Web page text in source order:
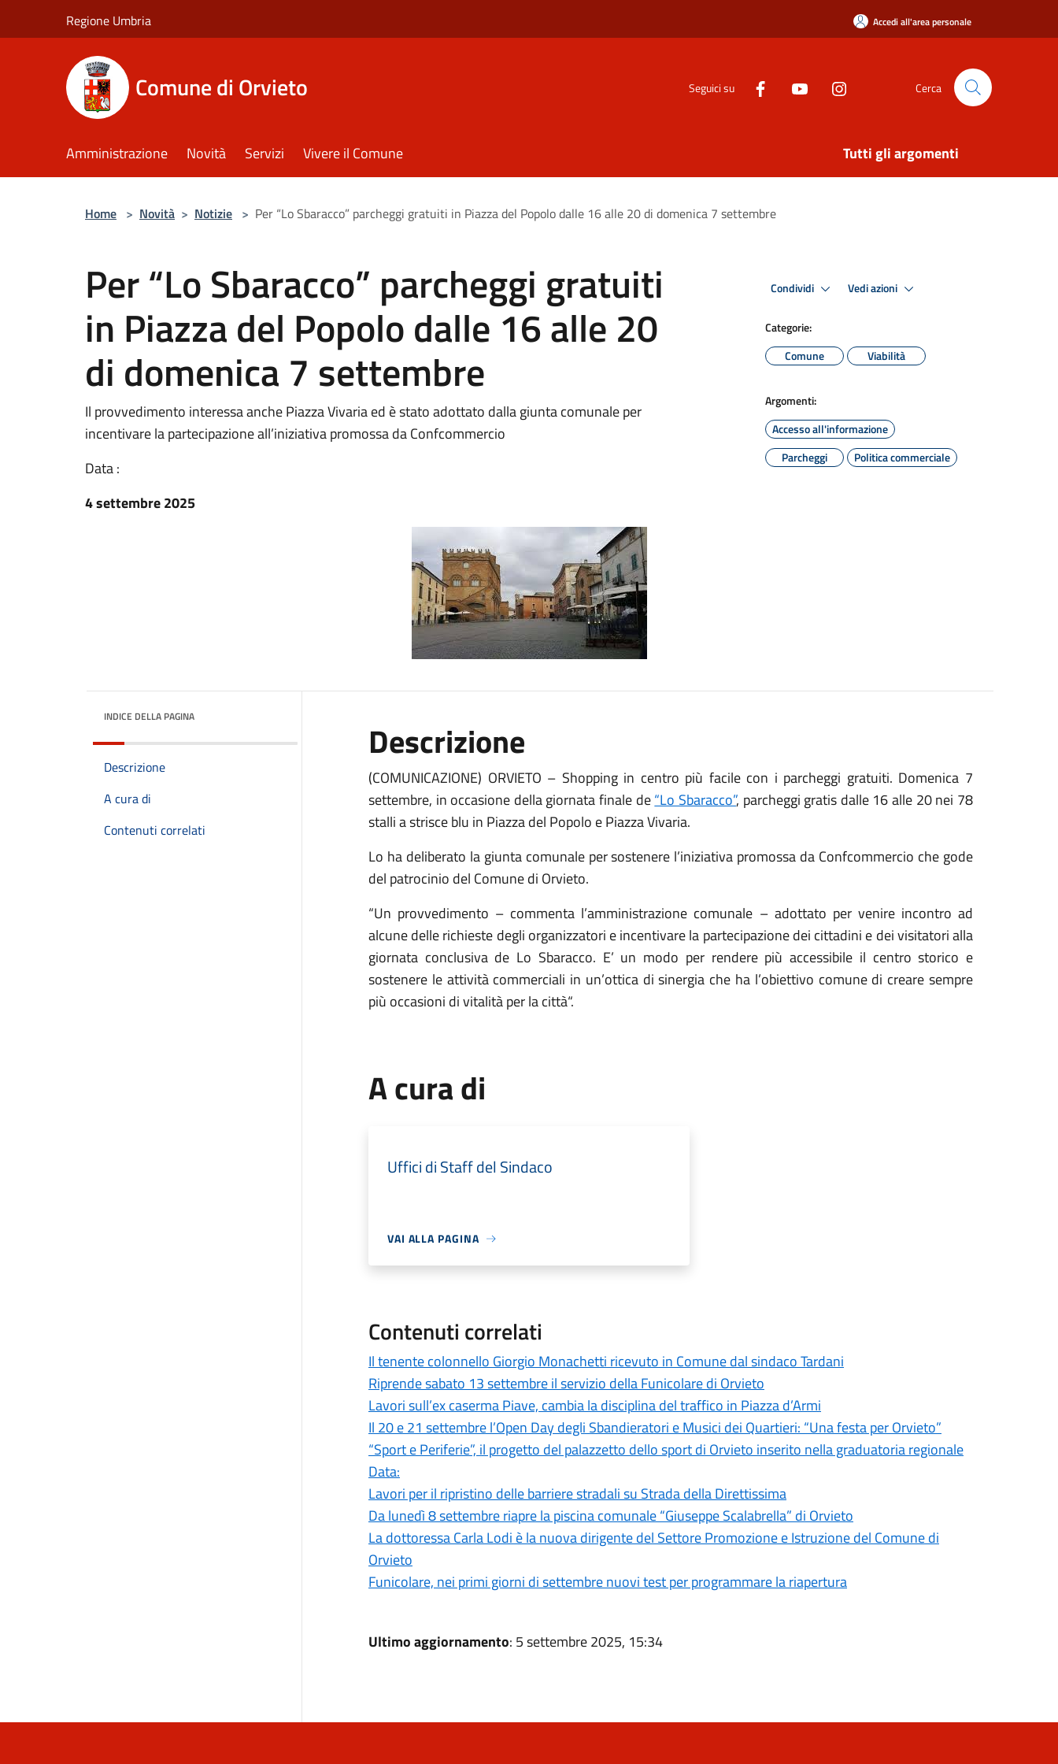
Regione Umbria Accedi all'area personale
Comune di Orvieto Seguici su Cerca
Amministrazione Novità Servizi Vivere il Comune Tutti gli argomenti
Home > Novità > Notizie > Per “Lo Sbaracco” parcheggi gratuiti in Piazza del Popolo dalle 16 alle 20 di domenica 7 settembre
Per “Lo Sbaracco” parcheggi gratuiti
in Piazza del Popolo dalle 16 alle 20
di domenica 7 settembre
Il provvedimento interessa anche Piazza Vivaria ed è stato adottato dalla giunta comunale per
incentivare la partecipazione all’iniziativa promossa da Confcommercio
Data :
4 settembre 2025
Condividi Vedi azioni
Categorie:
Comune
Viabilità
Argomenti:
Accesso all'informazione
Parcheggi
Politica commerciale
INDICE DELLA PAGINA
Descrizione
A cura di
Contenuti correlati
Descrizione
(COMUNICAZIONE) ORVIETO – Shopping in centro più facile con i parcheggi gratuiti. Domenica 7
settembre, in occasione della giornata finale de“Lo Sbaracco”, parcheggi gratis dalle 16 alle 20 nei 78
stalli a strisce blu in Piazza del Popolo e Piazza Vivaria.
Lo ha deliberato la giunta comunale per sostenere l’iniziativa promossa da Confcommercio che gode
del patrocinio del Comune di Orvieto.
“Un provvedimento – commenta l’amministrazione comunale – adottato per venire incontro ad
alcune delle richieste degli organizzatori e incentivare la partecipazione dei cittadini e dei visitatori alla
giornata conclusiva de Lo Sbaracco. E’ un modo per rendere più accessibile il centro storico e
sostenere le attività commerciali in un’ottica di sinergia che ha l’obiettivo comune di creare sempre
più occasioni di vitalità per la città“.
A cura di
Uffici di Staff del Sindaco
VAI ALLA PAGINA
Contenuti correlati
Il tenente colonnello Giorgio Monachetti ricevuto in Comune dal sindaco Tardani
Riprende sabato 13 settembre il servizio della Funicolare di Orvieto
Lavori sull’ex caserma Piave, cambia la disciplina del traffico in Piazza d’Armi
Il 20 e 21 settembre l’Open Day degli Sbandieratori e Musici dei Quartieri: “Una festa per Orvieto”
“Sport e Periferie”, il progetto del palazzetto dello sport di Orvieto inserito nella graduatoria regionale
Data:
Lavori per il ripristino delle barriere stradali su Strada della Direttissima
Da lunedì 8 settembre riapre la piscina comunale “Giuseppe Scalabrella” di Orvieto
La dottoressa Carla Lodi è la nuova dirigente del Settore Promozione e Istruzione del Comune di
Orvieto
Funicolare, nei primi giorni di settembre nuovi test per programmare la riapertura
Ultimo aggiornamento: 5 settembre 2025, 15:34